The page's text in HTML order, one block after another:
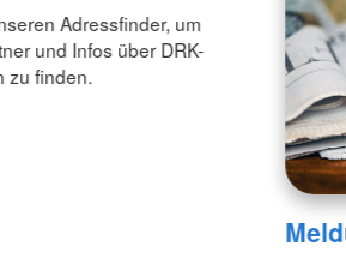
Adressfinder, um
und Infos über DRK-
zu finden.